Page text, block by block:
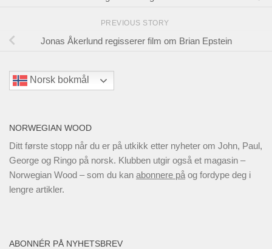
PREVIOUS STORY
Jonas Åkerlund regisserer film om Brian Epstein
Norsk bokmål
NORWEGIAN WOOD
Ditt første stopp når du er på utkikk etter nyheter om John, Paul,
George og Ringo på norsk. Klubben utgir også et magasin –
Norwegian Wood – som du kan abonnere på og fordype deg i
lengre artikler.
ABONNÉR PÅ NYHETSBREV